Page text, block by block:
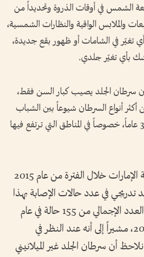
الشمس في أوقات الذروة وتحديداً من
القبعات والملابس الواقية والنظارات الشمسية،
تغيّر في الشامات أو ظهور بقع جديدة،
بأي تغيّر جلدي.
سرطان الجلد يصيب كبار السن فقط،
أكثر أنواع السرطان شيوعاً بين الشباب
الذين تتراوح أعمارهم بين 15 إلى 30 عاماً، خصوصاً في المناطق التي ترتفع فيها
وذكر أن البيانات المسجلة في دولة الإمارات خلال الفترة من عام 2015
تزايد تدريجي في عدد حالات الإصابة بهذا
النوع من السرطان، حيث ارتفع العدد الإجمالي من 155 حالة في عام
2015 إلى 403 حالات في عام 2023، مشيراً إلى أنه عند النظر في
أن سرطان الجلد غير الميلانيني